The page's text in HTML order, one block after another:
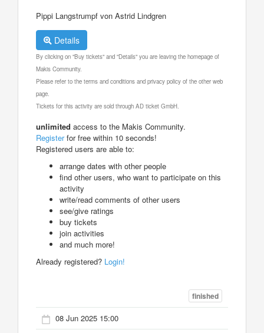
Pippi Langstrumpf von Astrid Lindgren
Details
By clicking on "Buy tickets" and "Details" you are leaving the homepage of
Makis Community.
Please refer to the terms and conditions and privacy policy of the other web
page.
Tickets for this activity are sold through AD ticket GmbH.
unlimited access to the Makis Community.
Registerfor free within 10 seconds!
Registered users are able to:
arrange dates with other people
find other users, who want to participate on this
activity
write/read comments of other users
see/give ratings
buy tickets
join activities
and much more!
Already registered? Login!
finished
08 Jun 2025 15:00